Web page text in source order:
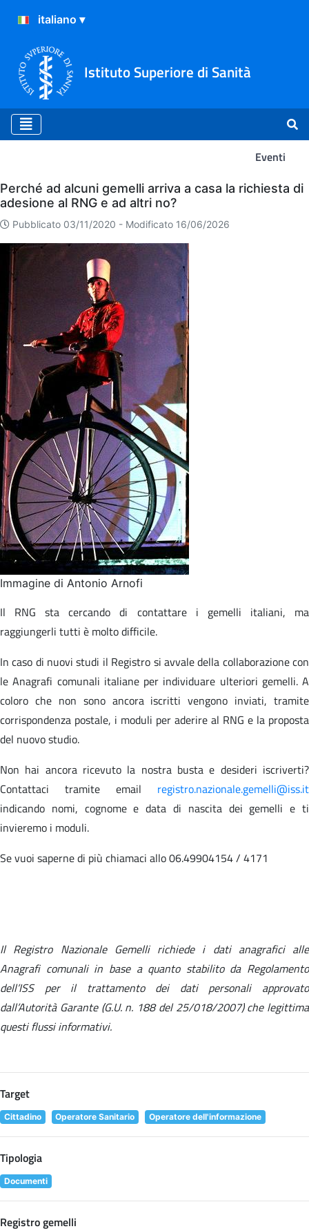
Istituto Superiore di Sanità
Eventi
Eventi
Perché ad alcuni gemelli arriva a casa la richiesta di
adesione al RNG e ad altri no?
Pubblicato 03/11/2020 - Modificato 16/06/2026
Immagine di Antonio Arnofi
Il RNG sta cercando di contattare i gemelli italiani, ma
raggiungerli tutti è molto difficile.
In caso di nuovi studi il Registro si avvale della collaborazione con
le Anagrafi comunali italiane per individuare ulteriori gemelli. A
coloro che non sono ancora iscritti vengono inviati, tramite
corrispondenza postale, i moduli per aderire al RNG e la proposta
del nuovo studio.
Non hai ancora ricevuto la nostra busta e desideri iscriverti?
Contattaci tramite email registro.nazionale.gemelli@iss.it
indicando nomi, cognome e data di nascita dei gemelli e ti
invieremo i moduli.
Se vuoi saperne di più chiamaci allo 06.49904154 / 4171
Il Registro Nazionale Gemelli richiede i dati anagrafici alle
Anagrafi comunali in base a quanto stabilito da Regolamento
dell’ISS per il trattamento dei dati personali approvato
dall’Autorità Garante (G.U. n. 188 del 25/018/2007) che legittima
questi flussi informativi.
Target
Cittadino Operatore Sanitario Operatore dell'informazione
Tipologia
Documenti
Registro gemelli